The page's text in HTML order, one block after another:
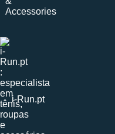
i-Run.pt